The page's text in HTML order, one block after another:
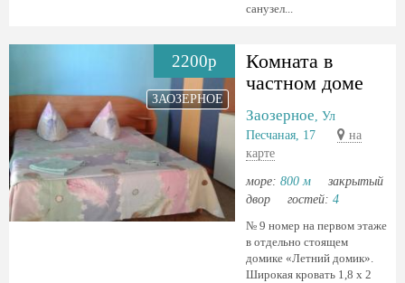
санузел...
2200р
ЗАОЗЕРНОЕ
Комната в
частном доме
Заозерное, Ул
Песчаная, 17
на
карте
море: 800 м
закрытый
двор
гостей: 4
№ 9 номер на первом этаже
в отдельно стоящем
домике «Летний домик».
Широкая кровать 1,8 х 2